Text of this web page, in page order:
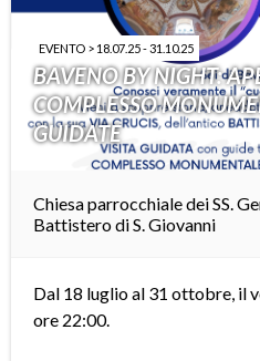
EVENTO > 18.07.25 - 31.10.25
BAVENO BY NIGHT:
COMPLESSO
GUIDATE
Chiesa parrocchiale dei SS.
Battistero di S. Giovanni
Dal 18 luglio al 31 ottobre, il
ore 22:00.